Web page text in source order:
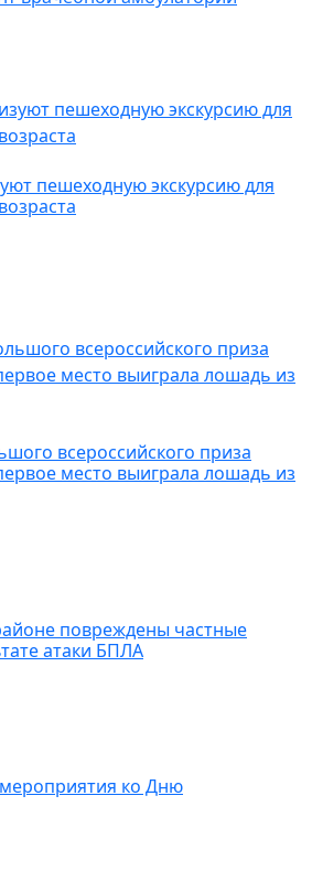
пешеходную экскурсию для
всероссийского приза
место выиграла лошадь из
повреждены частные
атаки БПЛА
ко Дню